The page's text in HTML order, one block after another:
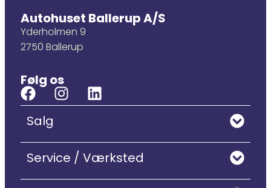
Autohuset Ballerup A/S
Yderholmen 9
2750 Ballerup
Følg os
Salg
Service / Værksted